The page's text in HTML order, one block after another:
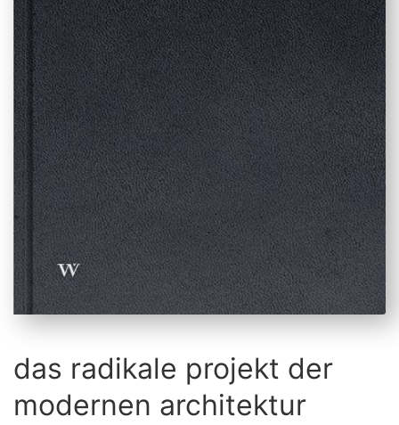
das radikale projekt der
modernen architektur